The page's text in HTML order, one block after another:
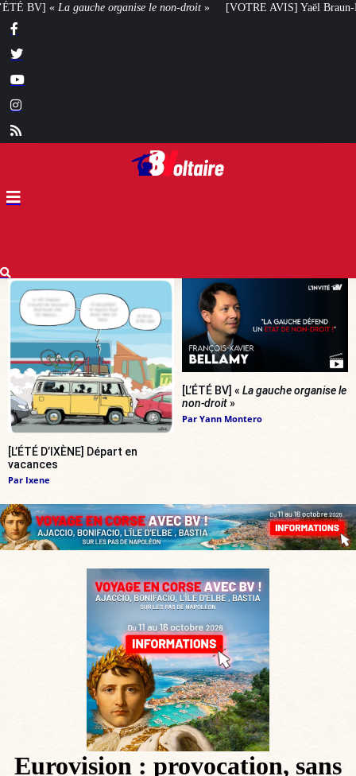
non-droit» [VOTRE AVIS] Yaël Braun-Pivet doit-elle renoncer à son
[L’ÉTÉ D’IXÈNE] Départ en
vacances
Par Ixene
[L’ÉTÉ BV] « La gauche organise le
non-droit»
Par Yann Montero
Eurovision : provocation, sans